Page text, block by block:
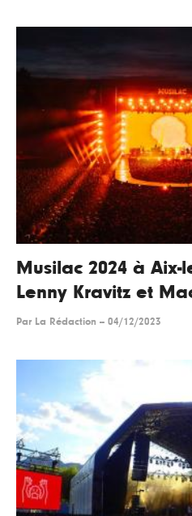
Musilac 2024 à Aix-
Lenny Kravitz et
Par La Rédaction -- 04/12/2023